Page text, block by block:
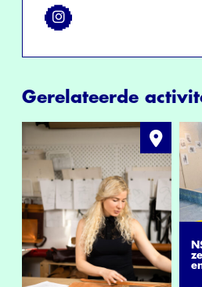
Gerelateerde